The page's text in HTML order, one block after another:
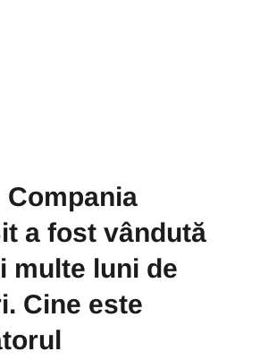
a fost vândută
multe luni de
Cine este